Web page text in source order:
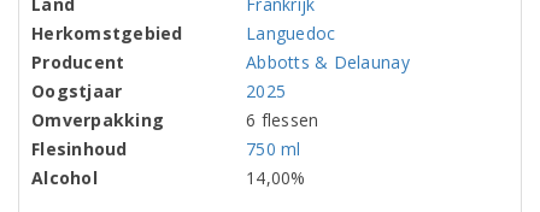
Herkomstgebied
Languedoc
Producent
Abbotts & Delaunay
Oogstjaar
2025
Omverpakking
6 flessen
Flesinhoud
750 ml
Alcohol
14,00%